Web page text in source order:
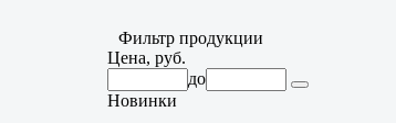
Фильтр продукции
Цена, руб.
до
Новинки